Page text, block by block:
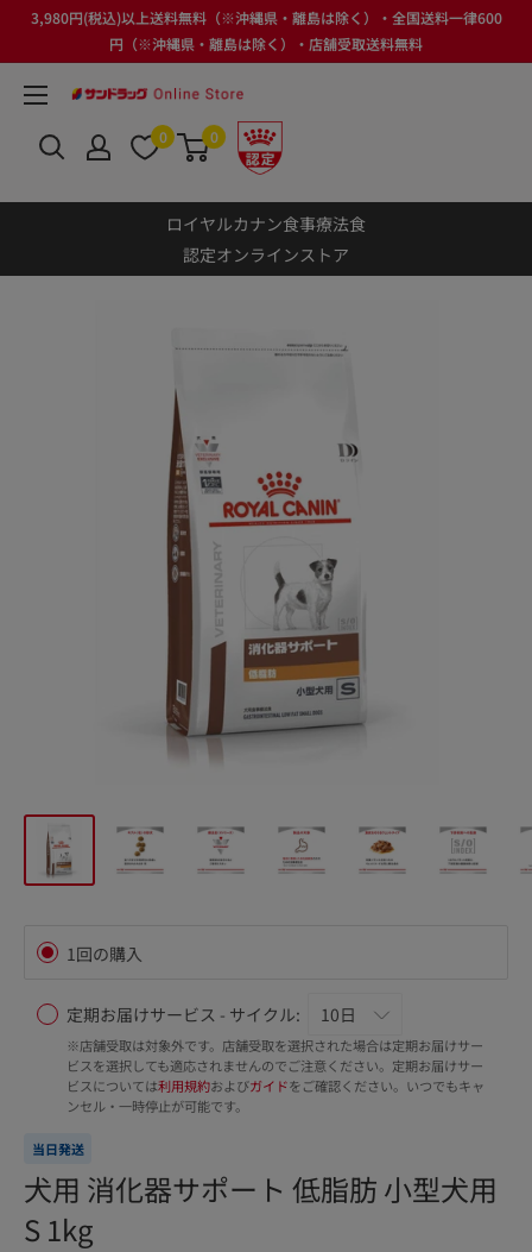
Skip3,980円(税込)以上送料無料（※沖縄県・離島は除く）・全国送料一律600
円（※沖縄県・離島は除く）・店舗受取送料無料
サ
0 0
ロイヤルカナン食事療法食
認定オンラインストア
1回の購入
定期お届けサービス - サイクル:
※店舗受取は対象外です。店舗受取を選択された場合は定期お届けサー
ビスを選択しても適応されませんのでご注意ください。定期お届けサー
ビスについては利用規約およびガイドをご確認ください。いつでもキャ
ンセル・一時停止が可能です。
当日発送
犬用 消化器サポート 低脂肪 小型犬用
S 1kg